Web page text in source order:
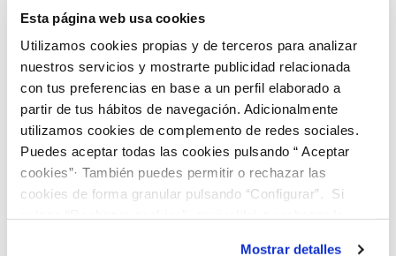
Esta página web usa cookies
Utilizamos cookies propias y de terceros para analizar
nuestros servicios y mostrarte publicidad relacionada
con tus preferencias en base a un perfil elaborado a
partir de tus hábitos de navegación. Adicionalmente
utilizamos cookies de complemento de redes sociales.
Puedes aceptar todas las cookies pulsando “ Aceptar
cookies”· También puedes permitir o rechazar las
cookies de forma granular pulsando “Configurar”. Si
Mostrar detalles
Climate LaunchPad 2023, la décima edición
de la mayor competición de ecoideas del
mundo